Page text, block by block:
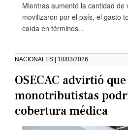
Mientras aumentó la cantidad de
movilizaron por el país, el gasto
caída en términos...
NACIONALES | 18/03/2026
OSECAC advirtió
monotributistas
cobertura médica